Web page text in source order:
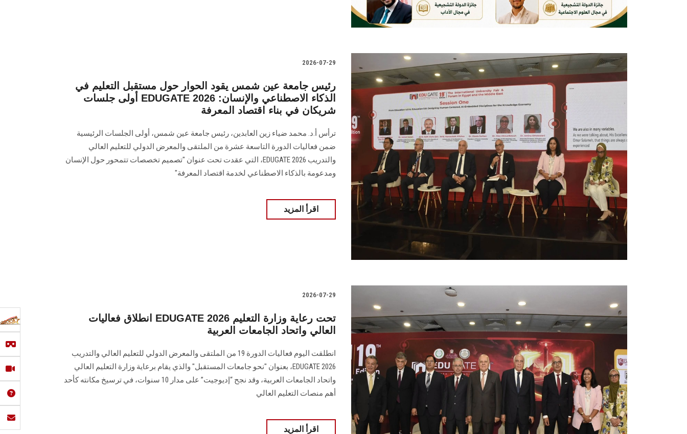
2026-07-29
رئيس جامعة عين شمس يقود الحوار حول مستقبل التعليم في
أولى جلسات EDUGATE 2026 :الذكاء الاصطناعي والإنسان
شريكان في بناء اقتصاد المعرفة
ترأس أ.د. محمد ضياء زين العابدين، رئيس جامعة عين شمس، أولى الجلسات الرئيسية
ضمن فعاليات الدورة التاسعة عشرة من الملتقى والمعرض الدولي للتعليم العالي
والتدريب EDUGATE 2026، التي عقدت تحت عنوان "تصميم تخصصات تتمحور حول الإنسان
ومدعومة بالذكاء الاصطناعي لخدمة اقتصاد المعرفة"
اقرأ المزيد
2026-07-29
انطلاق فعاليات EDUGATE 2026 تحت رعاية وزارة التعليم
العالي واتحاد الجامعات العربية
انطلقت اليوم فعاليات الدورة 19 من الملتقى والمعرض الدولي للتعليم العالي والتدريب
EDUGATE 2026، بعنوان "نحو جامعات المستقبل" والذي يقام برعاية وزارة التعليم العالي
واتحاد الجامعات العربية، وقد نجح “إديوجيت” على مدار 10 سنوات، في ترسيخ مكانته كأحد
أهم منصات التعليم العالي
اقرأ المزيد